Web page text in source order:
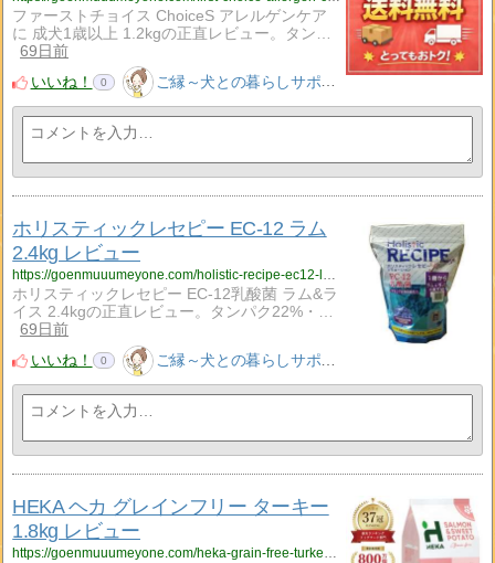
ファーストチョイス ChoiceS アレルゲンケア
に 成犬1歳以上 1.2kgの正直レビュー。タン…
69日前
いいね！
0 ご縁～犬との暮らしサポート～
ホリスティックレセピー EC-12 ラム
2.4kg レビュー
ホリスティックレセピー EC-12乳酸菌 ラム&ラ
イス 2.4kgの正直レビュー。タンパク22%・…
69日前
いいね！
0 ご縁～犬との暮らしサポート～
HEKA ヘカ グレインフリー ターキー
1.8kg レビュー
https://goenmuuumeyone.com/heka-grain-free-turkey-18kg-review/